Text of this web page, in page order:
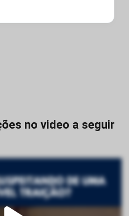
no video a seguir